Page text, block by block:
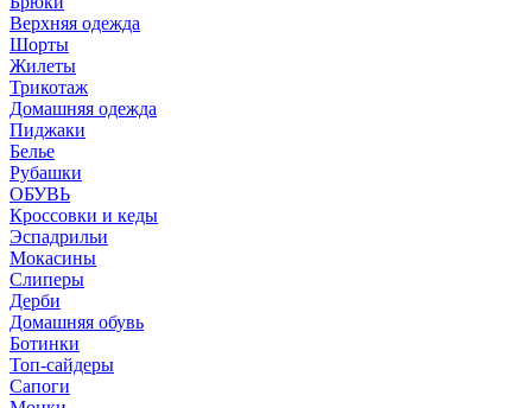
Верхняя одежда
Шорты
Жилеты
Трикотаж
Домашняя одежда
Пиджаки
Белье
Рубашки
ОБУВЬ
Кроссовки и кеды
Эспадрильи
Мокасины
Слиперы
Дерби
Домашняя обувь
Ботинки
Топ-сайдеры
Сапоги